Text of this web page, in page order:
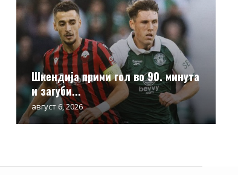
Шкендија прими гол во 90. минута
и загуби...
август 6, 2026